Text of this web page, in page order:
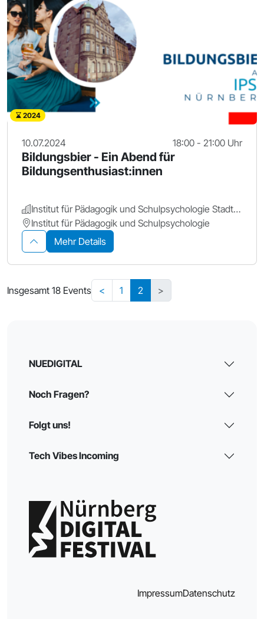
2024
10.07.2024 18:00 - 21:00 Uhr
Bildungsbier - Ein Abend für
Bildungsenthusiast:innen
Institut für Pädagogik und Schulpsychologie Stadt Nürnberg
Institut für Pädagogik und Schulpsychologie
Mehr Details
Insgesamt 18 Events < 1 2 >
NUEDIGITAL
Noch Fragen?
Folgt uns!
Tech Vibes Incoming
ImpressumDatenschutz